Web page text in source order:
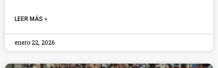
LEER MÁS »
enero 22, 2026